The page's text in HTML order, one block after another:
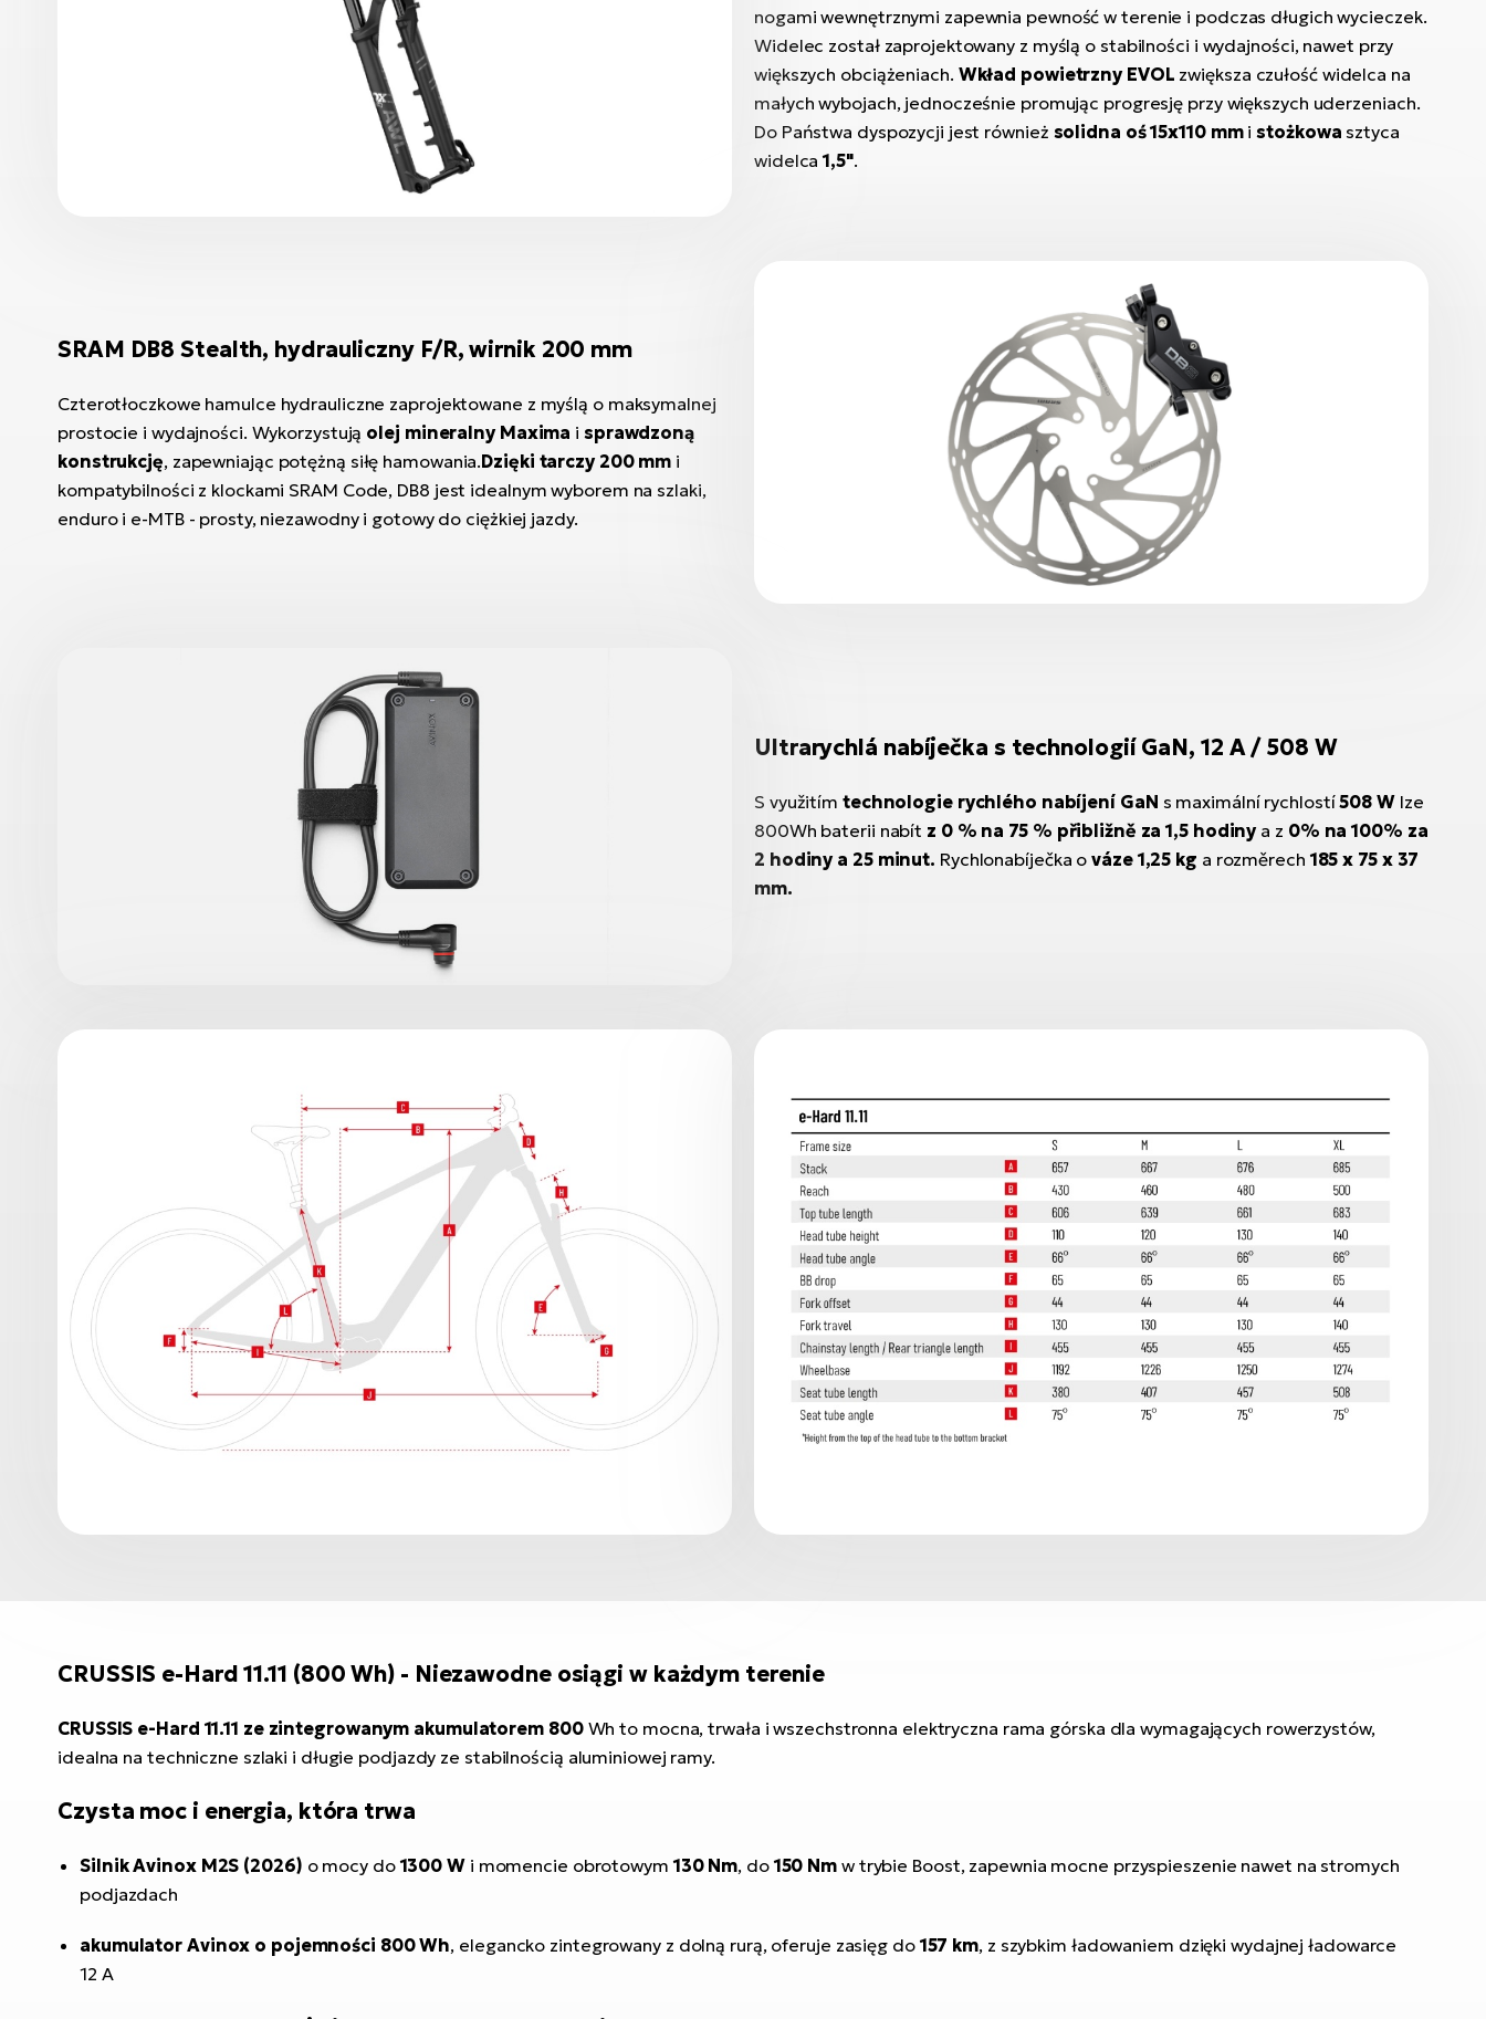
nogami wewnętrznymi zapewnia pewność w terenie i podczas długich wycieczek.
Widelec został zaprojektowany z myślą o stabilności i wydajności, nawet przy
większych obciążeniach. Wkład powietrzny EVOL zwiększa czułość widelca na
małych wybojach, jednocześnie promując progresję przy większych uderzeniach.
Do Państwa dyspozycji jest również solidna oś 15x110 mm istożkowa sztyca
widelca1,5".
SRAM DB8 Stealth, hydrauliczny F/R, wirnik 200 mm
Czterotłoczkowe hamulce hydrauliczne zaprojektowane z myślą o maksymalnej
prostocie i wydajności. Wykorzystują olej mineralny Maxima i sprawdzoną
konstrukcję, zapewniając potężną siłę hamowania.Dzięki tarczy 200 mm i
kompatybilności z klockami SRAM Code, DB8 jest idealnym wyborem na szlaki,
enduro i e-MTB - prosty, niezawodny i gotowy do ciężkiej jazdy.
Ultrarychlá nabíječka s technologií GaN, 12 A / 508 W
S využitím technologie rychlého nabíjení GaN s maximální rychlostí508 Wlze
800Wh baterii nabít z 0 % na 75 % přibližně za 1,5 hodinya z 0% na 100% za
2 hodiny a 25 minut. Rychlonabíječka ováze 1,25 kg a rozměrech 185 x 75 x 37
mm.
CRUSSIS e-Hard 11.11 (800 Wh) - Niezawodne osiągi w każdym terenie
CRUSSIS e-Hard 11.11 ze zintegrowanym akumulatorem 800Wh to mocna, trwała i wszechstronna elektryczna rama górska dla wymagających rowerzystów,
idealna na techniczne szlaki i długie podjazdy ze stabilnością aluminiowej ramy.
Czysta moc i energia, która trwa
Silnik Avinox M2S (2026) o mocy do 1300 Wi momencie obrotowym 130 Nm, do 150 Nm w trybie Boost, zapewnia mocne przyspieszenie nawet na stromych
podjazdach
akumulator Avinox o pojemności 800 Wh, elegancko zintegrowany z dolną rurą, oferuje zasięg do 157 km, z szybkim ładowaniem dzięki wydajnej ładowarce
12 A